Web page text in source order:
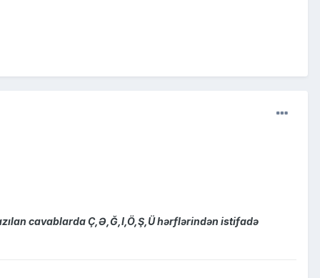
cavablarda Ç,Ə,Ğ,I,Ö,Ş,Ü hərflərindən istifadə